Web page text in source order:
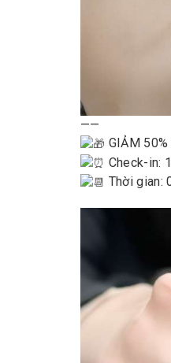
——
GIẢM 50%
Check-in:
Thời